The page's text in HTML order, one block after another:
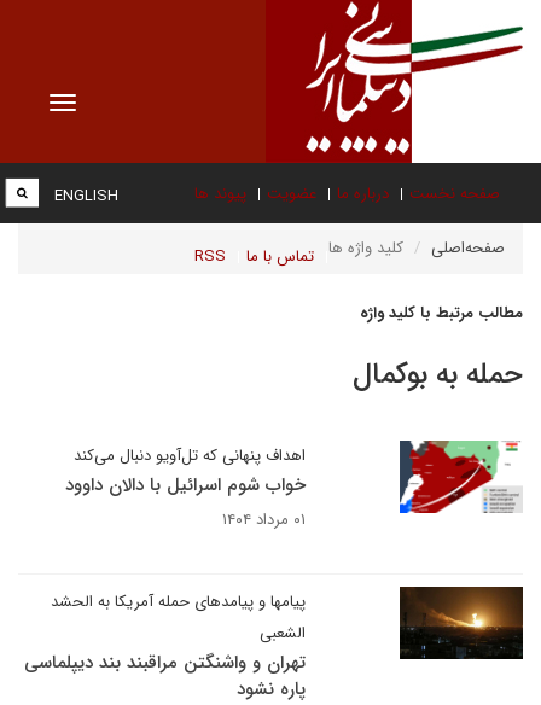
Toggle
صفحه نخست درباره ما عضویت پیوند ها
تماس با ما RSS
ENGLISH
صفحه‌اصلی کلید واژه ها
مطالب مرتبط با کلید واژه
حمله به بوکمال
اهداف پنهانی که تل‌آویو دنبال می‌کند
خواب شوم اسرائیل با دالان داوود
۰۱ مرداد ۱۴۰۴
پیامها و پیامدهای حمله آمریکا به الحشد
الشعبی
تهران و واشنگتن مراقبند بند دیپلماسی
پاره نشود